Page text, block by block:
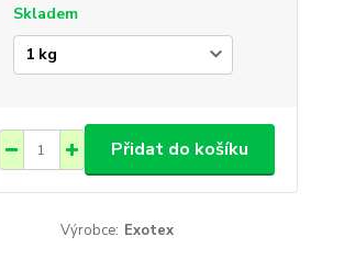
Skladem
Přidat do košíku
Výrobce: Exotex